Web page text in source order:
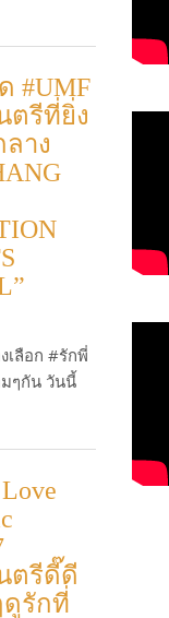
#UMF
ตรีที่ยิ่ง
าง
เลือก #รักพี่
มๆกัน วันนี้
ตรีดี๊ดี
รักที่